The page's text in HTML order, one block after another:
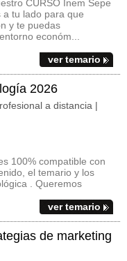
CURSO Inem Sepe
a tu lado para que
y te puedas
económ...
ver temario
2026
a distancia |
100% compatible con
el temario y los
. Queremos
ver temario
de marketing